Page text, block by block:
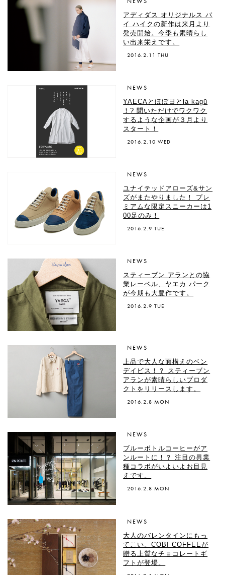
NEWS
アディダス オリジナルス バ
イ ハイクの新作は来月より
発売開始。今季も素晴らし
い出来栄えです。
2016.2.11 THU
NEWS
YAECAとほぼ日と​la kagū​
！? 聞いただけでワクワク
するような企画が３月より
スタート！
2016.2.10 WED
NEWS
ユナイテッドアローズ&サン
ズがまたやりました！ プレ
ミアムな限定スニーカーは1
00足のみ！
2016.2.9 TUE
NEWS
スティーブン アランとの協
業レーベル、ヤエカ パーク
が今期も大豊作です。
2016.2.9 TUE
NEWS
上品で大人な面構えのベン
デイビス！？ スティーブン
アランが素晴らしいプロダ
クトをリリースします。
2016.2.8 MON
NEWS
ブルーボトルコーヒーがア
ンルートに！？ 注目の異業
種コラボがいよいよお目見
えです。
2016.2.8 MON
NEWS
大人のバレンタインにもっ
てこい。COBI COFFEEが
贈る上質なチョコレートギ
フトが登場。